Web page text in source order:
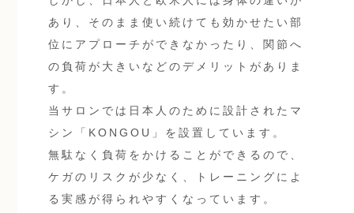
あり、そのまま使い続けても効かせたい部
位にアプローチができなかったり、関節へ
の負荷が大きいなどのデメリットがありま
す。
当サロンでは日本人のために設計されたマ
シン「KONGOU」を設置しています。
無駄なく負荷をかけることができるので、
ケガのリスクが少なく、トレーニングによ
る実感が得られやすくなっています。